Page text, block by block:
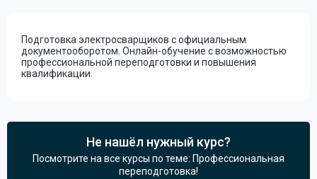
Подготовка электросварщиков с официальным
документооборотом. Онлайн-обучение с возможностью
профессиональной переподготовки и повышения
квалификации.
Не нашёл нужный курс?
Посмотрите на все курсы по теме: Профессиональная
переподготовка!